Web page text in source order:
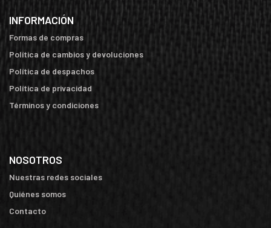
INFORMACIÓN
Formas de compras
Política de cambios y devoluciones
Política de despachos
Política de privacidad
Términos y condiciones
NOSOTROS
Nuestras redes sociales
Quiénes somos
Contacto